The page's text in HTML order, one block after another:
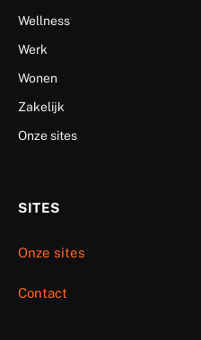
Wellness
Werk
Wonen
Zakelijk
Onze sites
SITES
Onze sites
Contact